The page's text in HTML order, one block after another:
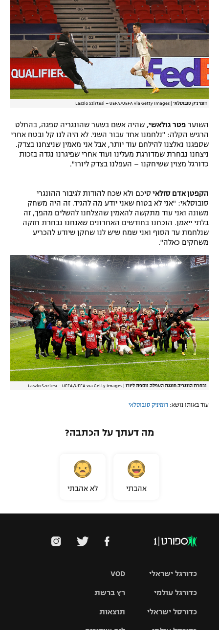
דומיניק סובוסלאי Laszlo Szirtesi – UEFA/UEFA via Getty Images
השוער פטר גולאשי, שהיה אשם בשער שהונגריה ספגה, בהחלט
הרגיש הקלה: "נלחמנו אחד עבור השני. לא היה לנו קל ובטח אחרי
שספגנו נאלצנו להילחם עוד יותר, אבל אני מאמין שניצחנו בצדק.
ניצחנו נבחרת שמדורגת מעלינו ועוד אחרי שפיגרנו נגדה בזכות
כדורגל מצוין ששיחקנו – העפלנו בצדק ליורו".
הקפטן אדם סזלאי סיכם ולא שכח להודות לגיבור ההונגרי
סובוסלאי: "אני לא בטוח שאני יודע מה להגיד. זה היה משחק
משונה ואני עוד מתקשה להאמין שהצלחנו להשלים מהפך, זה
בלתי ייאמן. הוכחנו בחודשים האחרונים שאנחנו נבחרת חזקה
שנלחמת עד הסוף ואני שמח שיש לנו שחקן שיודע להכריע
משחקים כאלה".
נבחרת הונגריה חוגגת העפלה נוספת ליורו Laszlo Szirtesi – UEFA/UEFA via Getty Images
עוד באותו נושא: דומיניק סובוסלאי
מה דעתך על הכתבה?
אהבתי לא אהבתי
VOD
רץ ברשת
תוצאות
כדורגל ישראלי
כדורגל עולמי
האלופות
כדורסל ישראלי